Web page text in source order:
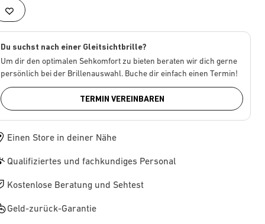
Du suchst nach einer Gleitsichtbrille?
Um dir den optimalen Sehkomfort zu bieten beraten wir dich gerne
persönlich bei der Brillenauswahl. Buche dir einfach einen Termin!
TERMIN VEREINBAREN
Einen Store in deiner Nähe
Qualifiziertes und fachkundiges Personal
Kostenlose Beratung und Sehtest
Geld-zurück-Garantie